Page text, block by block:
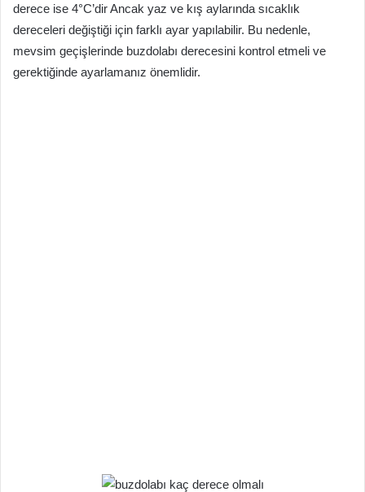
derece ise 4°C’dir Ancak yaz ve kış aylarında sıcaklık
dereceleri değiştiği için farklı ayar yapılabilir. Bu nedenle,
mevsim geçişlerinde buzdolabı derecesini kontrol etmeli ve
gerektiğinde ayarlamanız önemlidir.